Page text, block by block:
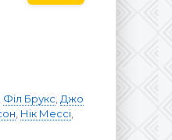
Філ Брукс Джо
Нік Мессі